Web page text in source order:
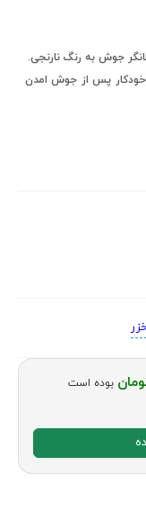
جوش به رنگ نارنجی.
خودکار پس از جوش امدن
بوده است